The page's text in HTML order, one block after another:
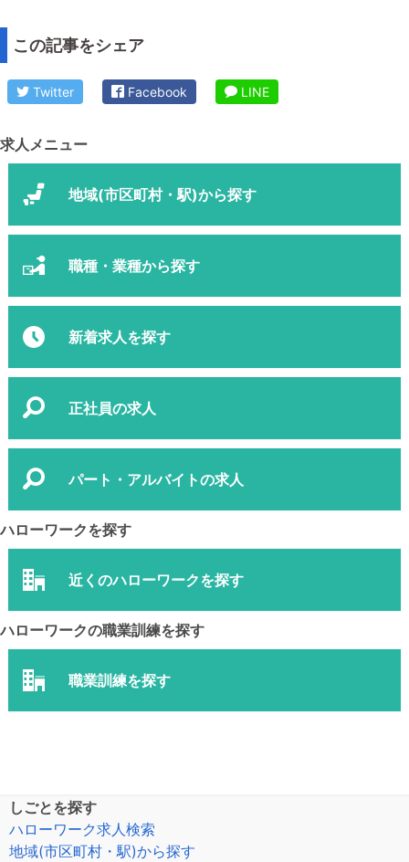
この記事をシェア
Twitter Facebook LINE
求人メニュー
地域(市区町村・駅)から探す
職種・業種から探す
新着求人を探す
正社員の求人
パート・アルバイトの求人
ハローワークを探す
近くのハローワークを探す
ハローワークの職業訓練を探す
職業訓練を探す
しごとを探す
ハローワーク求人検索
地域(市区町村・駅)から探す